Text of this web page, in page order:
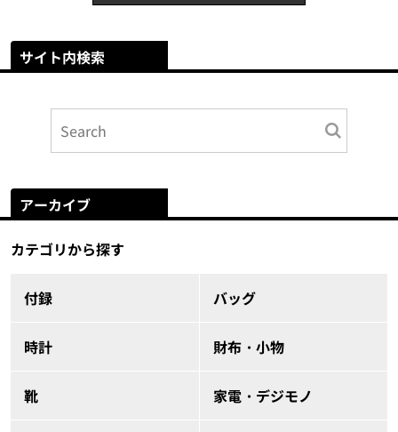
サイト内検索
アーカイブ
カテゴリから探す
付録 バッグ
時計 財布・小物
靴 家電・デジモノ